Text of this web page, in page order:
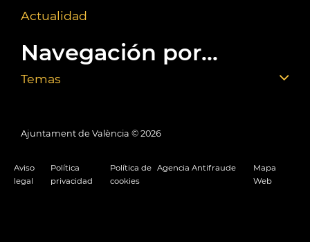
Actualidad
Navegación por...
Temas
Ajuntament de València © 2026
Aviso
legal
Política
privacidad
Política de
cookies
Agencia Antifraude
Mapa
Web